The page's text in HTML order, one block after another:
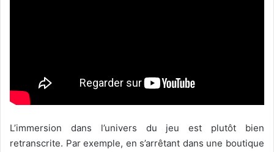
L’immersion dans l’univers du jeu est plutôt bien
retranscrite. Par exemple, en s’arrêtant dans une boutique